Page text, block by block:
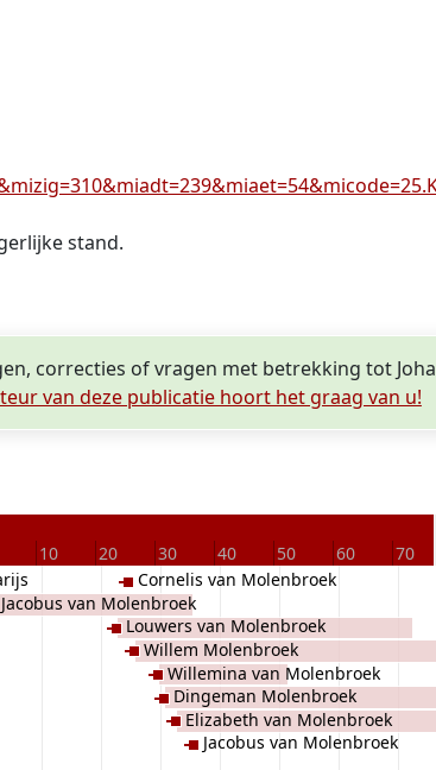
stand.
correcties of vragen met betrekking tot
van deze publicatie hoort het graag van u!
10 20 30 40 50 60 70
Jacobus van Molenbroek
Louwers van Molenbroek
Cornelis van Molenbroek
Willem Molenbroek
Willemina van Molenbroek
Dingeman Molenbroek
Elizabeth van Molenbroek
Jacobus van Molenbroek